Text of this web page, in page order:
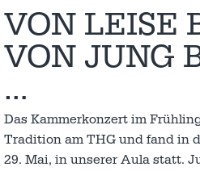
VON LEISE
VON JUNG
…
Das Kammerkonzert im
Tradition am THG und fand in
29. Mai, in unserer Aula statt.